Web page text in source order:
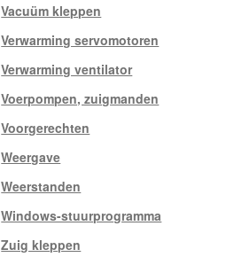
Vacuüm kleppen
Verwarming servomotoren
Verwarming ventilator
Voerpompen, zuigmanden
Voorgerechten
Weergave
Weerstanden
Windows-stuurprogramma
Zuig kleppen